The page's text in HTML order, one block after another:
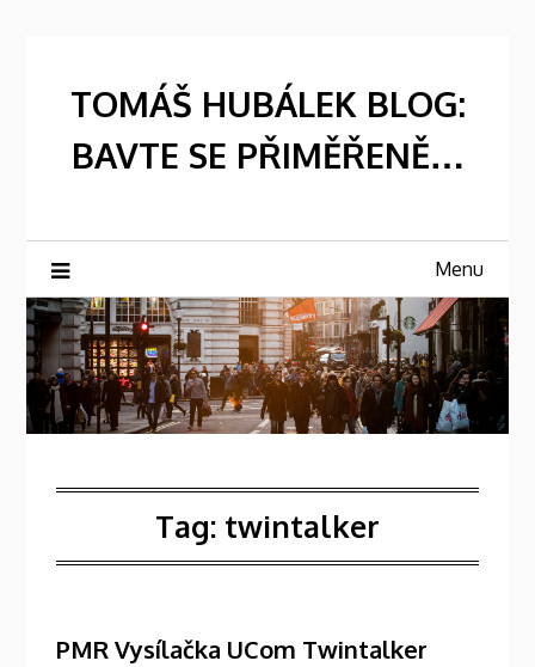
TOMÁŠ HUBÁLEK BLOG:
BAVTE SE PŘIMĚŘENĚ…
Menu
Tag: twintalker
PMR Vysílačka UCom Twintalker